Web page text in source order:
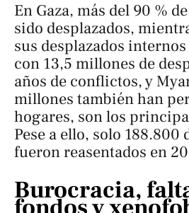
En Gaza, más del 90 %
sido desplazados,
sus desplazados
con 13,5 millones de
años de conflictos, y
millones también han
hogares, son los
Pese a ello, solo 188.800
fueron reasentados en
Burocracia,